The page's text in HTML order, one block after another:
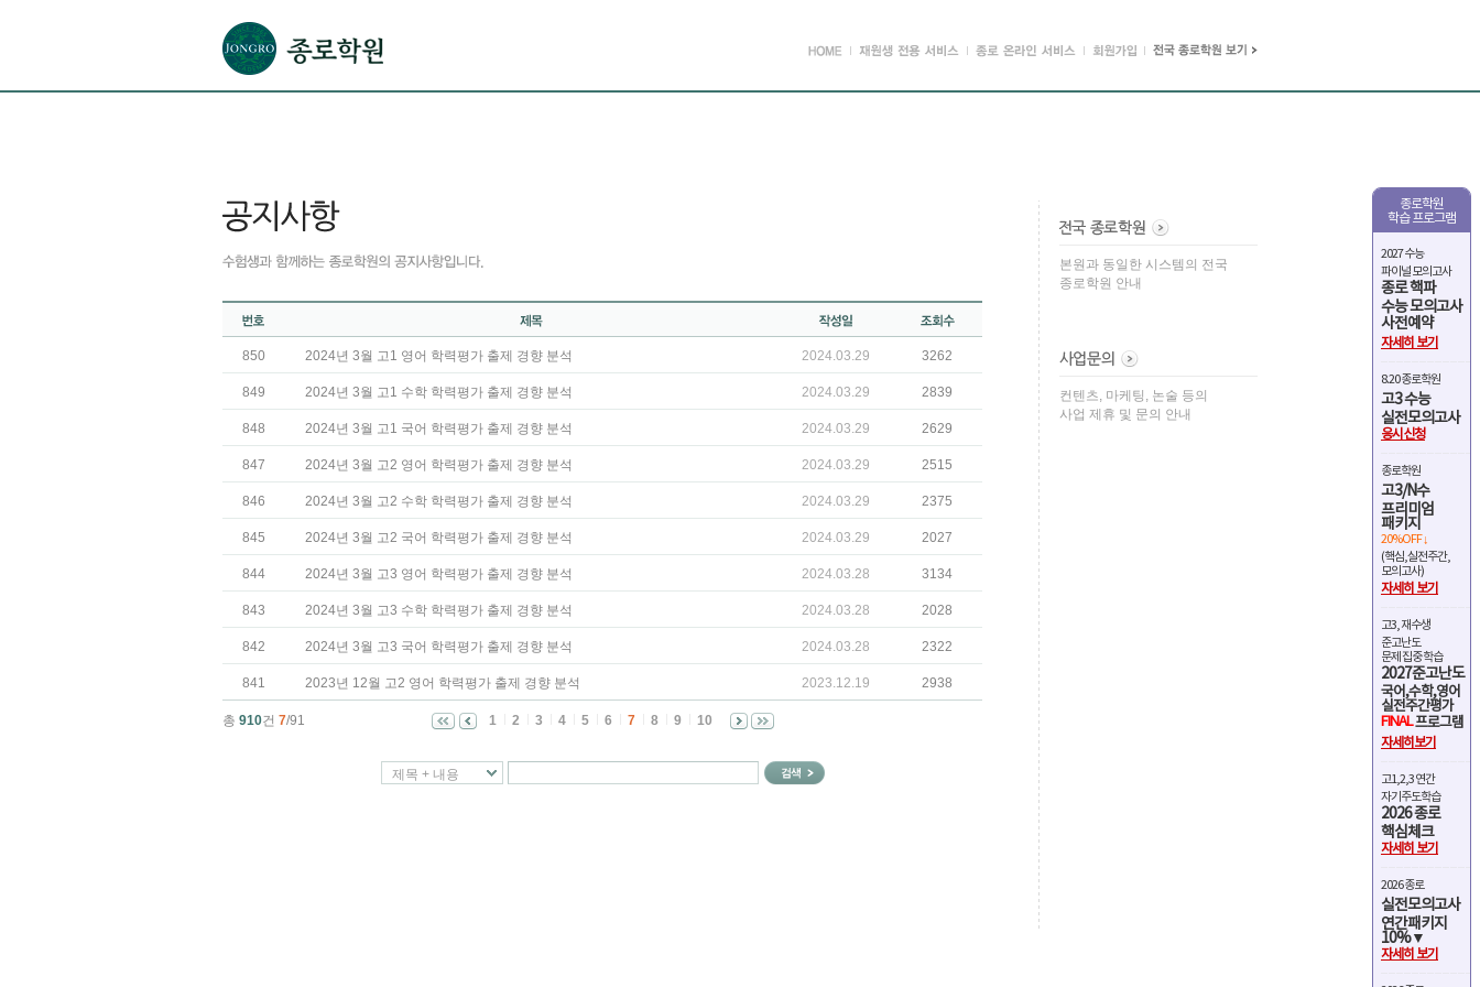
종로학원
학습 프로그램
2027 수능
파이널 모의고사
종로 핵파
수능 모의고사
사전예약
자세히 보기
8.20 종로학원
고3 수능
실전모의고사
응시신청
종로학원
고3/N수
프리미엄
패키지
20%OFF ↓
(핵심,실전주간,
모의고사)
자세히 보기
고3, 재수생
준고난도
문제 집중 학습
2027준고난도
국어,수학,영어
실전주간평가
FINAL프로그램
자세히보기
고1,2,3 연간
자기주도학습
2026 종로
핵심체크
자세히 보기
2026 종로
실전모의고사
연간패키지
10%▼
자세히 보기
850 2024년 3월 고1 영어 학력평가 출제 경향 분석 2024.03.29 3262
849 2024년 3월 고1 수학 학력평가 출제 경향 분석 2024.03.29 2839
848 2024년 3월 고1 국어 학력평가 출제 경향 분석 2024.03.29 2629
847 2024년 3월 고2 영어 학력평가 출제 경향 분석 2024.03.29 2515
846 2024년 3월 고2 수학 학력평가 출제 경향 분석 2024.03.29 2375
845 2024년 3월 고2 국어 학력평가 출제 경향 분석 2024.03.29 2027
844 2024년 3월 고3 영어 학력평가 출제 경향 분석 2024.03.28 3134
843 2024년 3월 고3 수학 학력평가 출제 경향 분석 2024.03.28 2028
842 2024년 3월 고3 국어 학력평가 출제 경향 분석 2024.03.28 2322
841 2023년 12월 고2 영어 학력평가 출제 경향 분석 2023.12.19 2938
총 910건 7/91 1 2 3 4 5 6 7 8 9 10
제목 + 내용
본원과 동일한 시스템의 전국
종로학원 안내
컨텐츠, 마케팅, 논술 등의
사업 제휴 및 문의 안내